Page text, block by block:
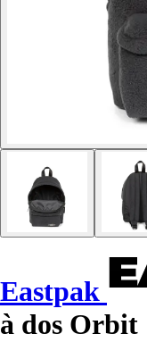
Eastpak
à dos Orbit